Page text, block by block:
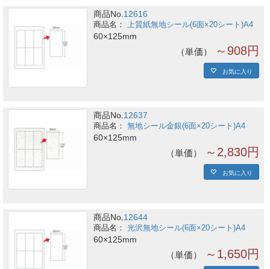
商品No. 12616
上質紙無地シール(6面×20シート)A4
60×125mm
単価 ～908円
お気に入り
商品No.12637
無地シール金銀(6面×20シート)A4
60×125mm
単価 ～2,830円
お気に入り
商品No. 12644
光沢無地シール(6面×20シート)A4
60×125mm
単価 ～1,650円